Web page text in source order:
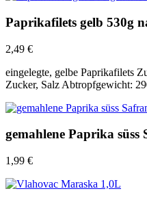
Paprikafilets gelb 530g
2,49 €
eingelegte, gelbe Paprikafilets
Zucker, Salz Abtropfgewicht:
gemahlene Paprika süss
1,99 €